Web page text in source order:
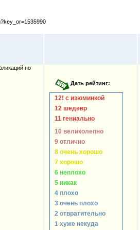
по
12! с изюминкой
12 шедевр
11 гениально
10 великолепно
9 отлично
8 очень хорошо
7 хорошо
6 неплохо
5 никак
4 плохо
3 очень плохо
2 отвратительно
1 хуже некуда